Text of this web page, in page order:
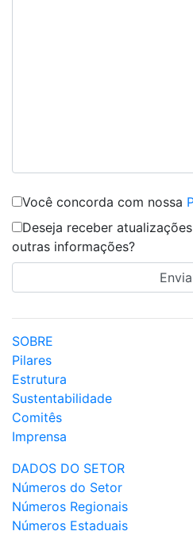
Você concorda com nossa
Deseja receber
outras informações?
SOBRE
Pilares
Estrutura
Sustentabilidade
Comitês
Imprensa
DADOS DO SETOR
Números do Setor
Números Regionais
Números Estaduais